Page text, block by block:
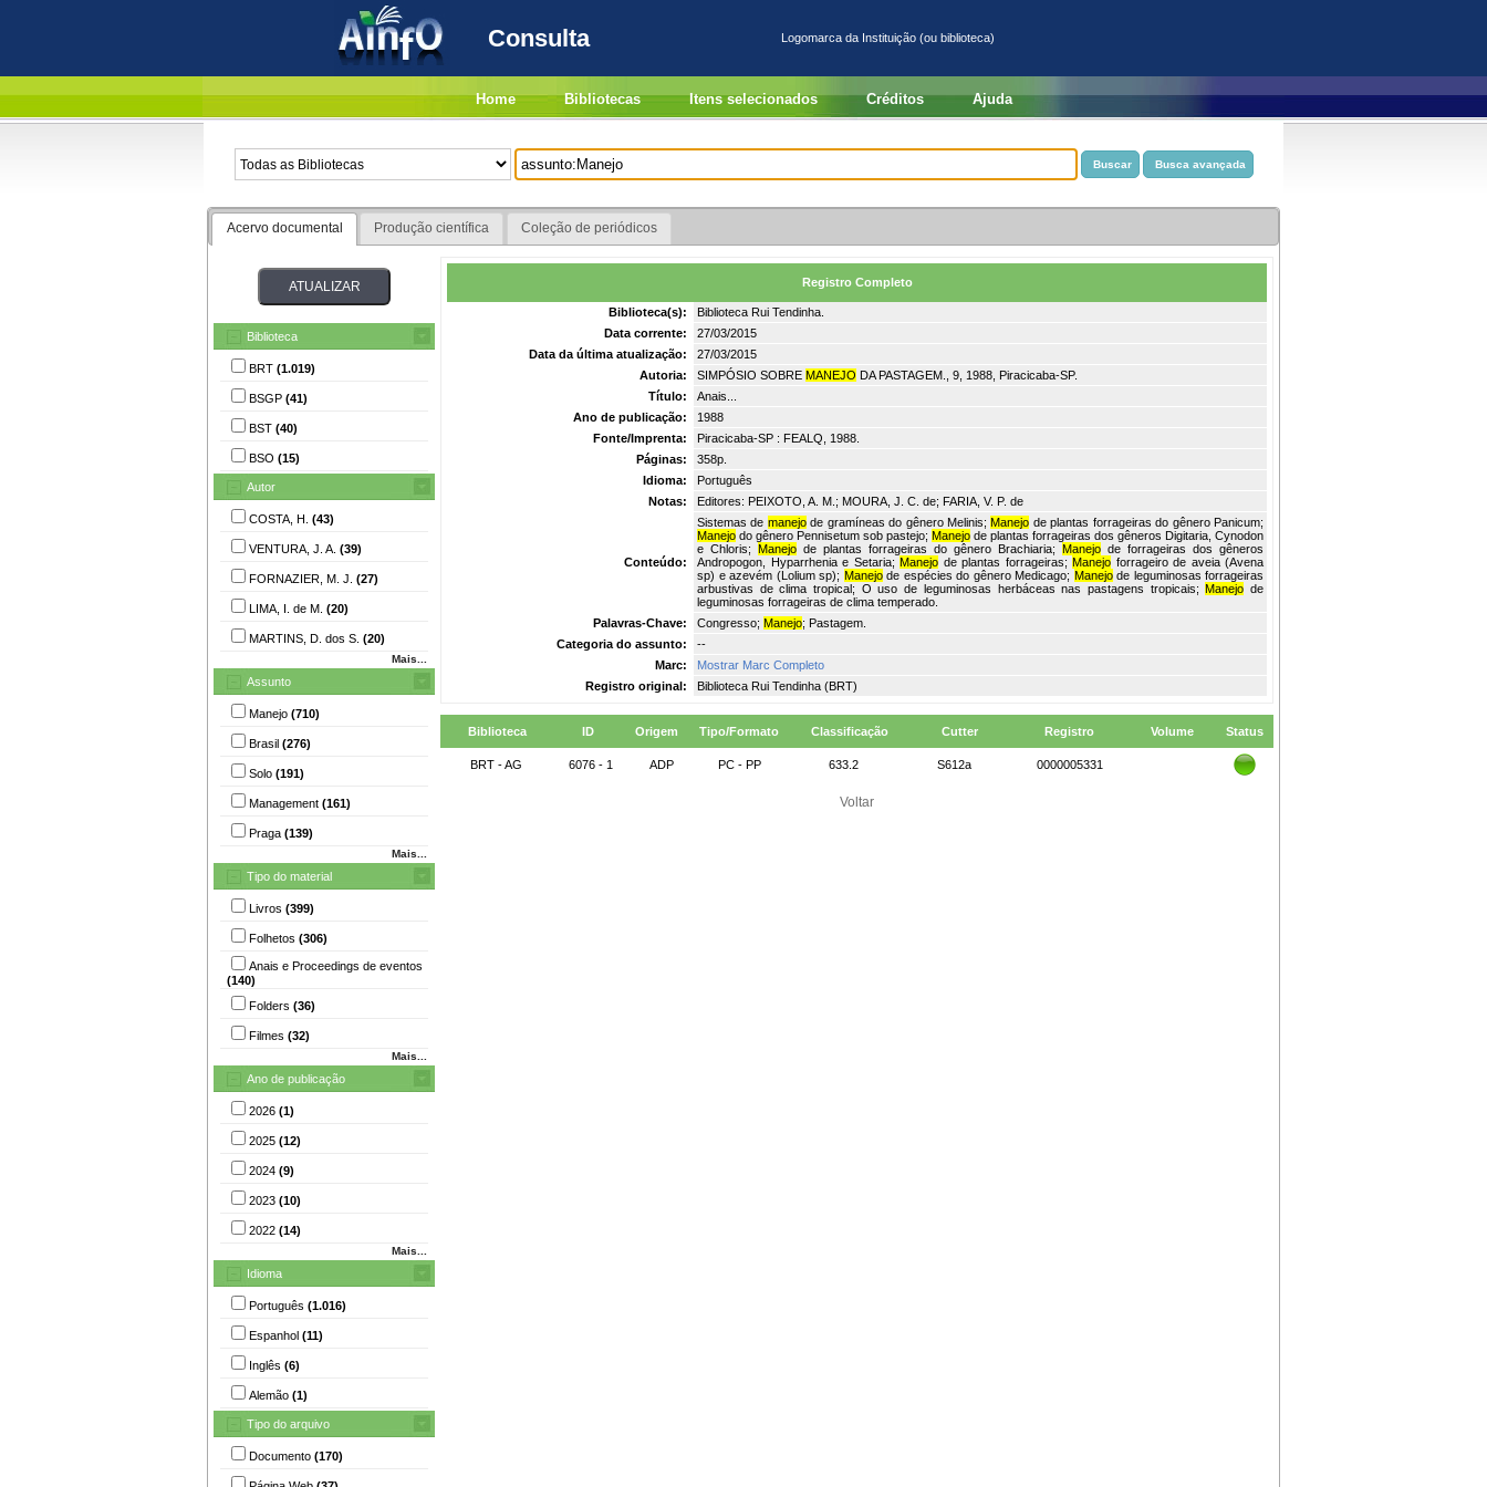
Consulta Logomarca da Instituição (ou biblioteca)
Home Bibliotecas Itens selecionados Créditos Ajuda
Acervo documental Produção científica Coleção de periódicos
Biblioteca
BRT (1.019)
BSGP (41)
BST (40)
BSO (15)
Autor
COSTA, H. (43)
VENTURA, J. A. (39)
FORNAZIER, M. J. (27)
LIMA, I. de M. (20)
MARTINS, D. dos S. (20)
Mais...
Assunto
Manejo (710)
Brasil (276)
Solo (191)
Management (161)
Praga (139)
Mais...
Tipo do material
Livros (399)
Folhetos (306)
Anais e Proceedings de eventos
(140)
Folders (36)
Filmes (32)
Mais...
Ano de publicação
2026 (1)
2025 (12)
2024 (9)
2023 (10)
2022 (14)
Mais...
Idioma
Português (1.016)
Espanhol (11)
Inglês (6)
Alemão (1)
Tipo do arquivo
Documento (170)
Registro Completo
Biblioteca(s):
Biblioteca Rui Tendinha.
Data corrente:
27/03/2015
Data da última atualização:
27/03/2015
Autoria:
SIMPÓSIO SOBRE MANEJO DA PASTAGEM., 9, 1988, Piracicaba-SP.
Título:
Anais...
Ano de publicação:
1988
Fonte/Imprenta:
Piracicaba-SP : FEALQ, 1988.
Páginas:
358p.
Idioma:
Português
Notas:
Editores: PEIXOTO, A. M.; MOURA, J. C. de; FARIA, V. P. de
Conteúdo:
Sistemas de manejode gramíneas do gênero Melinis;Manejo de plantas forrageiras do gênero Panicum;
Manejo do gênero Pennisetum sob pastejo; Manejo de plantas forrageiras dos gêneros Digitaria, Cynodon
e Chloris; Manejo de plantas forrageiras do gênero Brachiaria; Manejo de forrageiras dos gêneros
Andropogon, Hyparrhenia e Setaria; Manejo de plantas forrageiras; Manejo forrageiro de aveia (Avena
sp) e azevém (Lolium sp); Manejode espécies do gênero Medicago; Manejode leguminosas forrageiras
arbustivas de clima tropical; O uso de leguminosas herbáceas nas pastagens tropicais;Manejo de
leguminosas forrageiras de clima temperado.
Palavras-Chave:
Congresso; Manejo; Pastagem.
Categoria do assunto:
--
Marc:
Mostrar Marc Completo
Registro original:
Biblioteca Rui Tendinha (BRT)
Biblioteca ID Origem Tipo/Formato Classificação Cutter Registro Volume Status
BRT - AG 6076 - 1 ADP PC - PP 633.2 S612a 0000005331
Voltar